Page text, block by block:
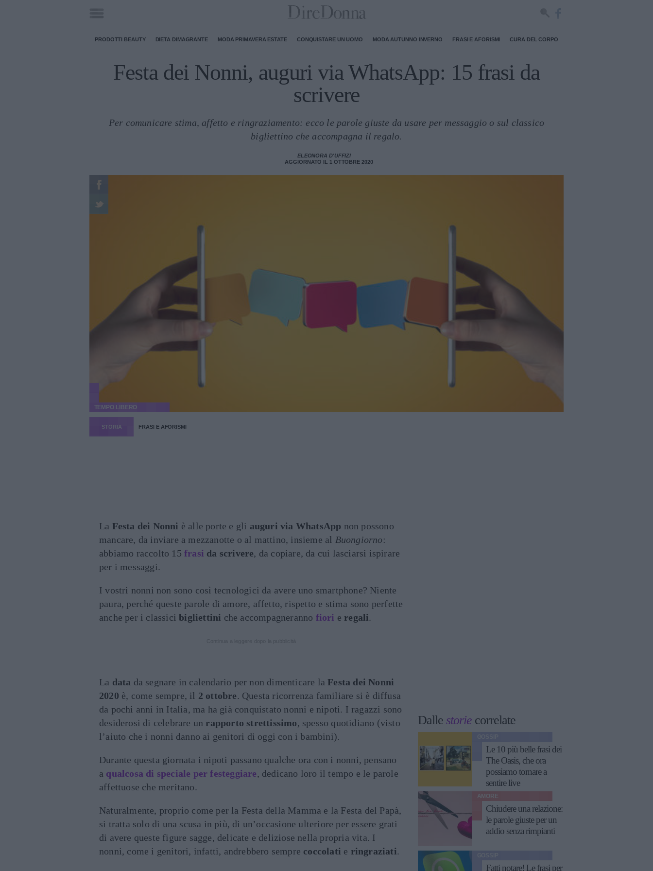
PRODOTTI BEAUTY DIETA DIMAGRANTE MODA PRIMAVERA ESTATE CONQUISTARE UN UOMO MODA AUTUNNO INVERNO FRASI E AFORISMI CURA DEL CORPO
Festa dei Nonni, auguri via WhatsApp: 15 frasi da
scrivere
Per comunicare stima, affetto e ringraziamento: ecco le parole giuste da usare per messaggio o sul classico
bigliettino che accompagna il regalo.
ELEONORA D'UFFIZI
AGGIORNATO IL 1 OTTOBRE 2020
TEMPO LIBERO
STORIA FRASI E AFORISMI
La Festa dei Nonni è alle porte e gli auguri via WhatsApp non possono
mancare, da inviare a mezzanotte o al mattino, insieme al Buongiorno:
abbiamo raccolto 15 frasi da scrivere, da copiare, da cui lasciarsi ispirare
per i messaggi.
I vostri nonni non sono così tecnologici da avere uno smartphone? Niente
paura, perché queste parole di amore, affetto, rispetto e stima sono perfette
anche per i classicibigliettini che accompagneranno fiori e regali.
La data da segnare in calendario per non dimenticare laFesta dei Nonni
2020 è, come sempre, il 2 ottobre. Questa ricorrenza familiare si è diffusa
da pochi anni in Italia, ma ha già conquistato nonni e nipoti. I ragazzi sono
desiderosi di celebrare un rapporto strettissimo, spesso quotidiano (visto
l’aiuto che i nonni danno ai genitori di oggi con i bambini).
Durante questa giornata i nipoti passano qualche ora con i nonni, pensano
a qualcosa di speciale per festeggiare, dedicano loro il tempo e le parole
affettuose che meritano.
Naturalmente, proprio come per la Festa della Mamma e la Festa del Papà,
si tratta solo di una scusa in più, di un’occasione ulteriore per essere grati
di avere queste figure sagge, delicate e deliziose nella propria vita. I
nonni, come i genitori, infatti, andrebbero sempre coccolati e ringraziati.
Dalle storie correlate
Le 10 più belle frasi dei
The Oasis, che ora
possiamo tornare a
sentire live
AMORE
Chiudere una relazione:
le parole giuste per un
addio senza rimpianti
Fatti notare! Le frasi per